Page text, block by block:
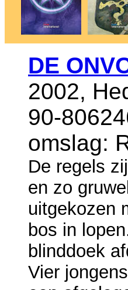
DE
2002,
90-
omslag:
De regels
en zo
uitgekozen
bos in
blinddoek
Vier